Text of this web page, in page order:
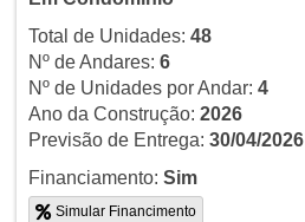
Total de Unidades: 48
Nº de Andares: 6
Nº de Unidades por Andar: 4
Ano da Construção: 2026
Previsão de Entrega: 30/04/2026
Financiamento: Sim
Simular Financimento